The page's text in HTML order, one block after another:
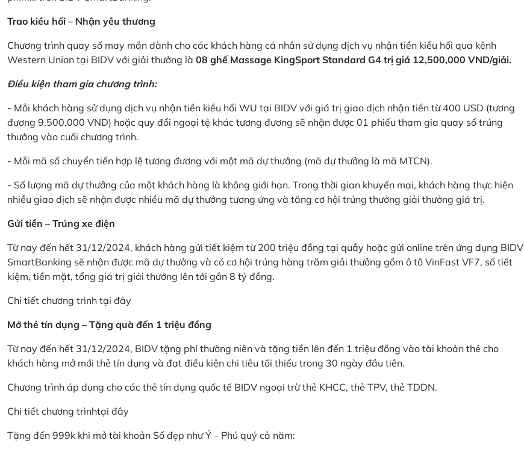
Trao kiều hối – Nhận yêu thương
Chương trình quay số may mắn dành cho các khách hàng cá nhân sử dụng dịch vụ nhận tiền kiều hối qua kênh
Western Union tại BIDV với giải thưởng là 08 ghế Massage KingSport Standard G4 trị giá 12,500,000 VND/giải.
Điều kiện tham gia chương trình:
- Mỗi khách hàng sử dụng dịch vụ nhận tiền kiều hối WU tại BIDV với giá trị giao dịch nhận tiền từ 400 USD (tương
đương 9,500,000 VND) hoặc quy đổi ngoại tệ khác tương đương sẽ nhận được 01 phiếu tham gia quay số trúng
thưởng vào cuối chương trình.
- Mỗi mã số chuyển tiền hợp lệ tương đương với một mã dự thưởng (mã dự thưởng là mã MTCN).
- Số lượng mã dự thưởng của một khách hàng là không giới hạn. Trong thời gian khuyến mại, khách hàng thực hiện
nhiều giao dịch sẽ nhận được nhiều mã dự thưởng tương ứng và tăng cơ hội trúng thưởng giải thưởng giá trị.
Gửi tiền – Trúng xe điện
Từ nay đến hết 31/12/2024, khách hàng gửi tiết kiệm từ 200 triệu đồng tại quầy hoặc gửi online trên ứng dụng BIDV
SmartBanking sẽ nhận được mã dự thưởng và có cơ hội trúng hàng trăm giải thưởng gồm ô tô VinFast VF7, sổ tiết
kiệm, tiền mặt, tổng giá trị giải thưởng lên tới gần 8 tỷ đồng.
Chi tiết chương trình tại đây
Mở thẻ tín dụng – Tặng quà đến 1 triệu đồng
Từ nay đến hết 31/12/2024, BIDV tặng phí thường niên và tặng tiền lên đến 1 triệu đồng vào tài khoản thẻ cho
khách hàng mở mới thẻ tín dụng và đạt điều kiện chi tiêu tối thiểu trong 30 ngày đầu tiên.
Chương trình áp dụng cho các thẻ tín dụng quốc tế BIDV ngoại trừ thẻ KHCC, thẻ TPV, thẻ TDDN.
Chi tiết chương trìnhtại đây
Tặng đến 999k khi mở tài khoản Số đẹp như Ý – Phú quý cả năm: